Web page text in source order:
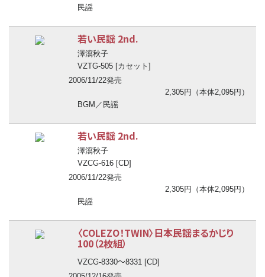
民謡
若い民謡 2nd.
澤瀉秋子
VZTG-505 [カセット]
2006/11/22発売
2,305円（本体2,095円）
BGM／民謡
若い民謡 2nd.
澤瀉秋子
VZCG-616 [CD]
2006/11/22発売
2,305円（本体2,095円）
民謡
〈COLEZO！TWIN〉日本民謡まるかじり
100（2枚組）
VZCG-8330〜8331 [CD]